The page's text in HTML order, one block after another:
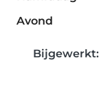
Avond
Bijgewerkt: